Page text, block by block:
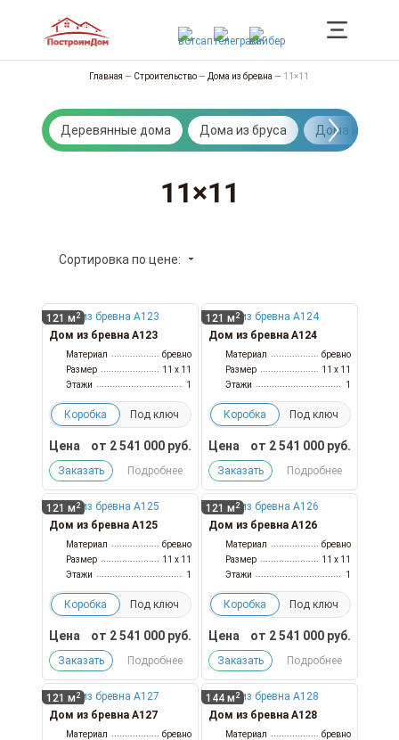
Главная — Строительство— Дома из бревна — 11×11
Деревянные дома Дома из бруса Дома из
11×11
Сортировка по цене:
121 м 2
Дом из бревна А123
Материал
бревно
Размер
11 x 11
Этажи
1
Коробка Под ключ
Цена от 2 541 000руб.
Заказать Подробнее
121 м 2
Дом из бревна А124
Материал
бревно
Размер
11 x 11
Этажи
1
Коробка Под ключ
Цена от 2 541 000руб.
Заказать Подробнее
121 м 2
Дом из бревна А125
Материал
бревно
Размер
11 x 11
Этажи
1
Коробка Под ключ
Цена от 2 541 000руб.
Заказать Подробнее
121 м 2
Дом из бревна А126
Материал
бревно
Размер
11 x 11
Этажи
1
Коробка Под ключ
Цена от 2 541 000руб.
Заказать Подробнее
121 м 2
Дом из бревна А127
Материал
бревно
144 м 2
Дом из бревна А128
Материал
бревно